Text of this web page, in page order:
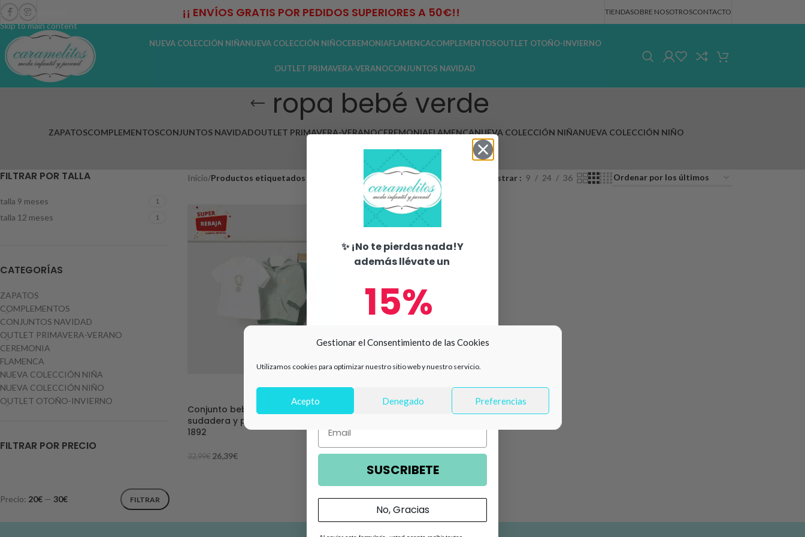
Gestionar el Consentimiento de las Cookies
Utilizamos cookies para optimizar nuestro sitio web y nuestro servicio.
Acepto Denegado Preferencias
Skip to navigation
Skip to main content
¡¡ ENVÍOS GRATIS POR PEDIDOS SUPERIORES A 50€!! TIENDASOBRE NOSOTROSCONTACTO
NUEVA COLECCIÓN NIÑANUEVA COLECCIÓN NIÑOCEREMONIAFLAMENCACOMPLEMENTOSOUTLET OTOÑO-INVIERNO
OUTLET PRIMAVERA-VERANOCONJUNTOS NAVIDAD
ropa bebé verde
ZAPATOSCOMPLEMENTOSCONJUNTOS NAVIDADOUTLET PRIMAVERA-VERANOCEREMONIAFLAMENCANUEVA COLECCIÓN NIÑANUEVA COLECCIÓN NIÑO
OUTLET OTOÑO-INVIERNO
FILTRAR POR TALLA
talla 9 meses 1
talla 12 meses 1
CATEGORÍAS
ZAPATOS
COMPLEMENTOS
CONJUNTOS NAVIDAD
OUTLET PRIMAVERA-VERANO
CEREMONIA
FLAMENCA
NUEVA COLECCIÓN NIÑA
NUEVA COLECCIÓN NIÑO
OUTLET OTOÑO-INVIERNO
FILTRAR POR PRECIO
FILTRAR
Precio: 20€ — 30€
Inicio/Productos etiquetados “ropa bebé verde” Mostrar 9 24 36
Conjunto bebé 3 piezas verde con
sudadera y pantalón Mayoral Ref
1892
32,99€ 26,39€
✨ ¡No te pierdas nada!Y
además llévate un
15%
de descuento en tu primera
SUSCRIBETE
No, Gracias